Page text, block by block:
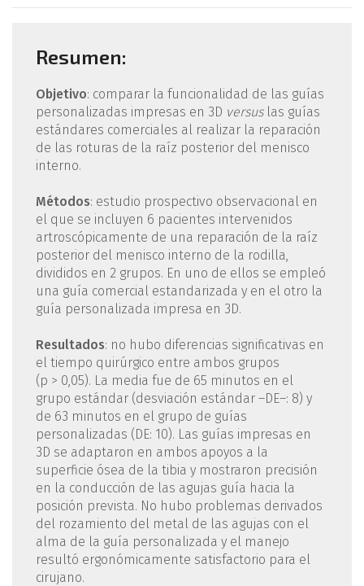
Resumen:
Objetivo: comparar la funcionalidad de las guías
personalizadas impresas en 3D versuslas guías
estándares comerciales al realizar la reparación
de las roturas de la raíz posterior del menisco
interno.
Métodos: estudio prospectivo observacional en
el que se incluyen 6 pacientes intervenidos
artroscópicamente de una reparación de la raíz
posterior del menisco interno de la rodilla,
divididos en 2 grupos. En uno de ellos se empleó
una guía comercial estandarizada y en el otro la
guía personalizada impresa en 3D.
Resultados: no hubo diferencias significativas en
el tiempo quirúrgico entre ambos grupos
(p > 0,05). La media fue de 65 minutos en el
grupo estándar (desviación estándar –DE–: 8) y
de 63 minutos en el grupo de guías
personalizadas (DE: 10). Las guías impresas en
3D se adaptaron en ambos apoyos a la
superficie ósea de la tibia y mostraron precisión
en la conducción de las agujas guía hacia la
posición prevista. No hubo problemas derivados
del rozamiento del metal de las agujas con el
alma de la guía personalizada y el manejo
resultó ergonómicamente satisfactorio para el
cirujano.